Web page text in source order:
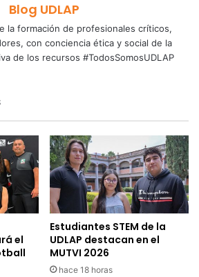
Blog UDLAP
la formación de profesionales críticos,
con conciencia ética y social de la
de los recursos #TodosSomosUDLAP
el
Estudiantes STEM de la
UDLAP destacan en el
MUTVI 2026
hace 18 horas